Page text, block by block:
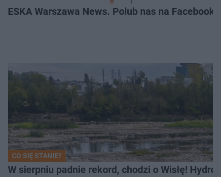
ESKA Warszawa News. Polub nas na
CO SIĘ STANIE?
W sierpniu padnie rekord, chodzi o Wisłę!